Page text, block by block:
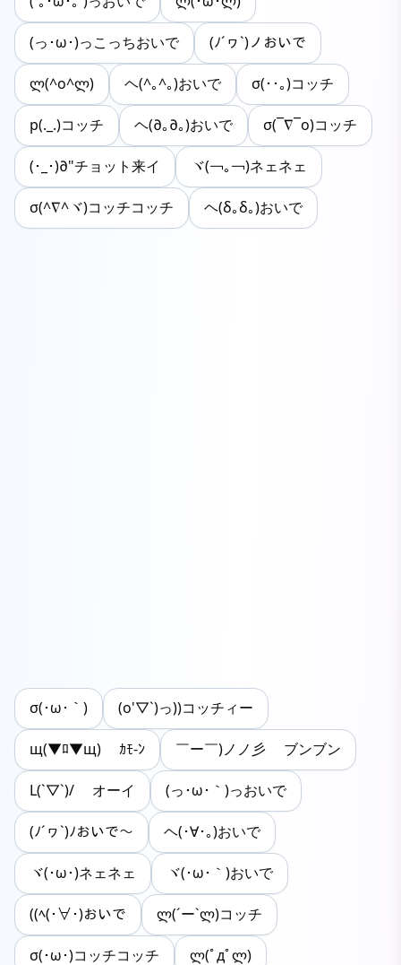
(っ･ω･)っこっちおいで (ﾉ´ヮ`)ノおいで
ლ(^o^ლ) ヘ(^｡^｡)おいで σ(･･｡)コッチ
p(._.)コッチ ヘ(∂｡∂｡)おいで σ(¯∇¯o)コッチ
(･_･)∂"チョット来イ ヾ(￢｡￢)ネェネェ
σ(^∇^ヾ)コッチコッチ ヘ(δ｡δ｡)おいで
σ(･ω･｀) (o'▽`)っ))コッチィー
щ(▼ﾛ▼щ) ｶﾓ-ﾝ ￣ー￣)ノノ彡 ブンブン
L(`▽`)/ オーイ (っ･ω･｀)っおいで
(ﾉ´ヮ`)ﾉおいで～ ヘ(･∀･｡)おいで
ヾ(･ω･)ネェネェ ヾ(･ω･｀)おいで
((ﾍ(･∀･)おいで ლ(´ー`ლ)コッチ
σ(･ω･)コッチコッチ ლ(ﾟдﾟლ)